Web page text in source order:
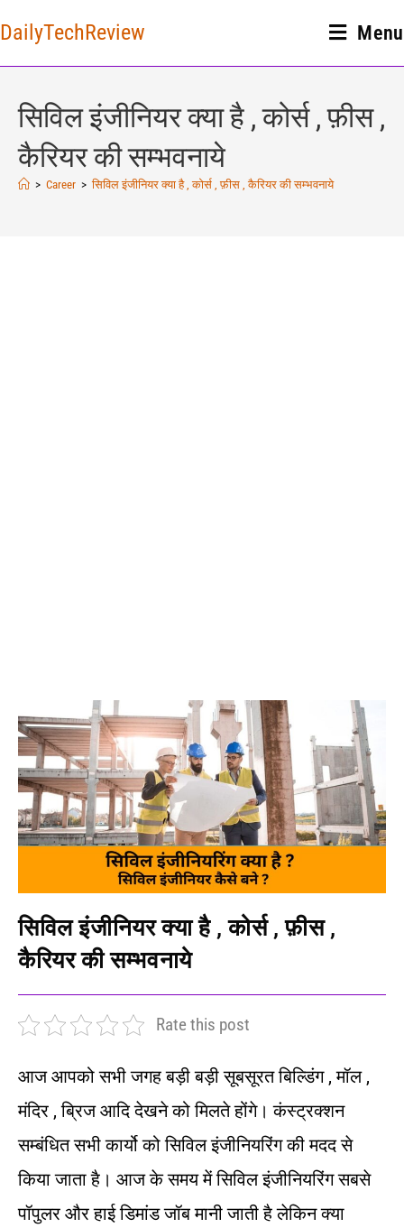
DailyTechReview Menu
सिविल इंजीनियर क्या है , कोर्स , फ़ीस ,
कैरियर की सम्भवनाये
> Career > सिविल इंजीनियर क्या है , कोर्स , फ़ीस , कैरियर की सम्भवनाये
सिविल इंजीनियर क्या है , कोर्स , फ़ीस ,
कैरियर की सम्भवनाये
Rate this post
आज आपको सभी जगह बड़ी बड़ी सूबसूरत बिल्डिंग , मॉल ,
मंदिर , ब्रिज आदि देखने को मिलते होंगे। कंस्ट्रक्शन
सम्बंधित सभी कार्यो को सिविल इंजीनियरिंग की मदद से
किया जाता है। आज के समय में सिविल इंजीनियरिंग सबसे
पॉपुलर और हाई डिमांड जॉब मानी जाती है लेकिन क्या